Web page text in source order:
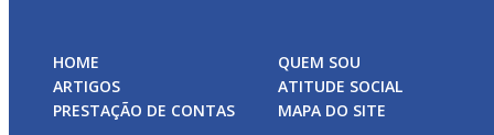
HOME
QUEM SOU
ARTIGOS
ATITUDE SOCIAL
PRESTAÇÃO DE CONTAS
MAPA DO SITE